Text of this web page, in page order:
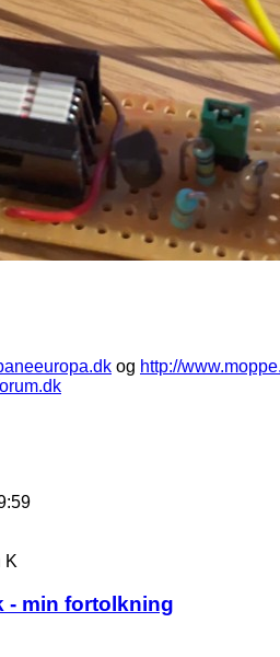
og http://
K
- min fortolkning